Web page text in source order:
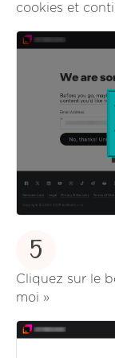
cookies et
5
Cliquez sur le
moi »